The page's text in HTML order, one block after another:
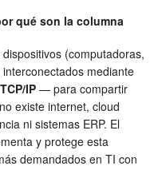
qué son la columna
(computadoras,
mediante
TCP/IP — para compartir
existe internet, cloud
ni sistemas ERP. El
y protege esta
demandados en TI con